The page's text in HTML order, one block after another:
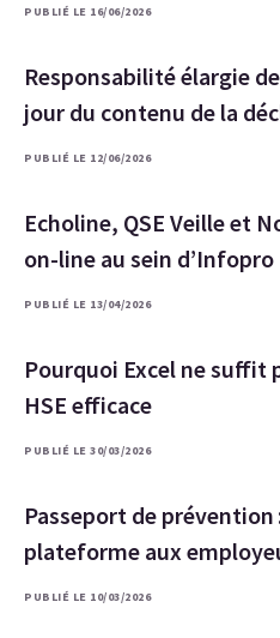
PUBLIÉ LE 16/06/2026
Responsabilité élargie
jour du contenu de la
PUBLIÉ LE 12/06/2026
Echoline, QSE Veille et
on-line au sein
PUBLIÉ LE 13/04/2026
Pourquoi Excel ne suffit
HSE efficace
PUBLIÉ LE 30/03/2026
Passeport de
plateforme aux
PUBLIÉ LE 10/03/2026